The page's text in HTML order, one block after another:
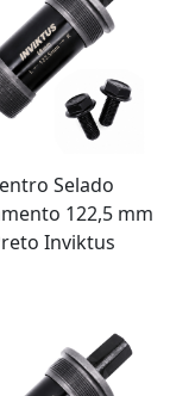
Selado
122,5 mm
Inviktus